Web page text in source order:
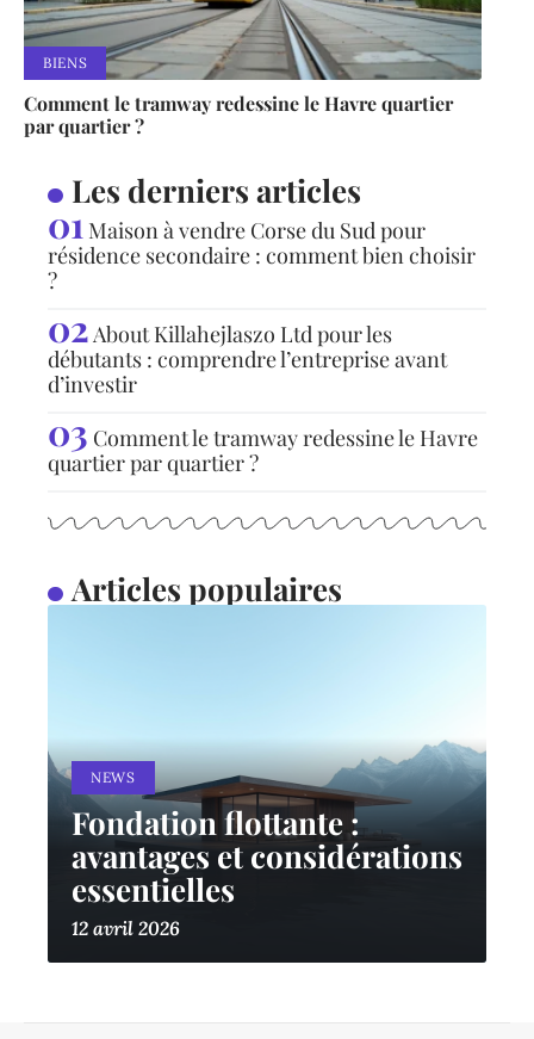
BIENS
Comment le tramway redessine le Havre quartier
par quartier ?
Les derniers articles
Maison à vendre Corse du Sud pour
résidence secondaire : comment bien choisir
?
About Killahejlaszo Ltd pour les
débutants : comprendre l’entreprise avant
d’investir
Comment le tramway redessine le Havre
quartier par quartier ?
Articles populaires
NEWS
Fondation flottante :
avantages et considérations
essentielles
12 avril 2026